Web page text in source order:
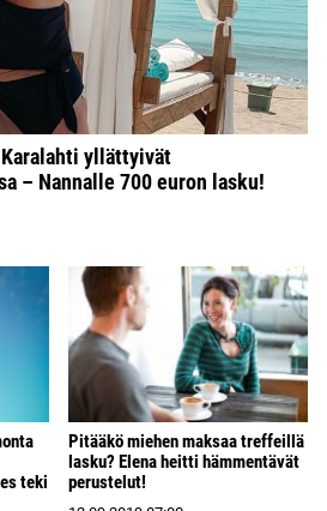
yllättyivät
– Nannalle 700 euron lasku!
teki
Pitääkö miehen maksaa treffeillä
lasku? Elena heitti hämmentävät
perustelut!